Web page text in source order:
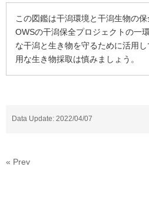
この図鑑は干潟環境と干潟生物の
OWSの干潟保全プロジェクトの一
な干潟と生き物を守るために活用
用な生き物採取は慎みましょう。
Data Update: 2022/04/07
« Prev